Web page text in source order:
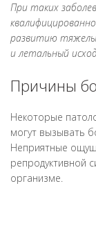
При таких
развитию
и летальный
Причины
Некоторые
могут вызывать
Неприятные
репродуктивной
организме.